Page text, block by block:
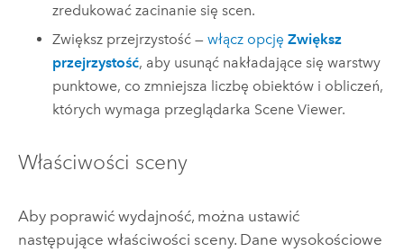
zredukować zacinanie się scen.
Zwiększ przejrzystość —włącz opcjęZwiększ
przejrzystość, aby usunąć nakładające się warstwy
punktowe, co zmniejsza liczbę obiektów i obliczeń,
których wymaga przeglądarka Scene Viewer.
Właściwości sceny
Aby poprawić wydajność, można ustawić
następujące właściwości sceny. Dane wysokościowe